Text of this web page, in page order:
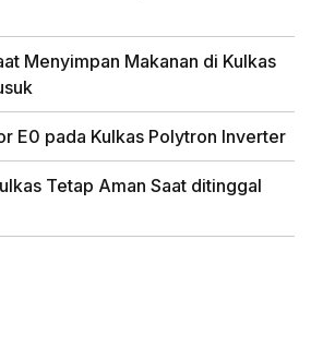
Menyimpan Makanan di Kulkas
E0 pada Kulkas Polytron Inverter
Tetap Aman Saat ditinggal